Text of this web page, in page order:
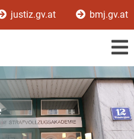
justiz.gv.at bmj.gv.at